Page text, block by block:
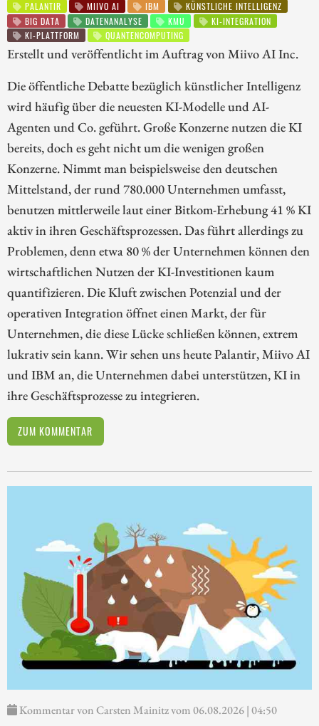
PALANTIR MIIVO AI IBM
KÜNSTLICHE INTELLIGENZ
BIG DATA
DATENANALYSE KMU
KI-INTEGRATION
KI-PLATTFORM
QUANTENCOMPUTING
Erstellt und veröffentlicht im Auftrag von Miivo AI Inc.
Die öffentliche Debatte bezüglich künstlicher Intelligenz
wird häufig über die neuesten KI-Modelle und AI-
Agenten und Co. geführt. Große Konzerne nutzen die KI
bereits, doch es geht nicht um die wenigen großen
Konzerne. Nimmt man beispielsweise den deutschen
Mittelstand, der rund 780.000 Unternehmen umfasst,
benutzen mittlerweile laut einer Bitkom-Erhebung 41 % KI
aktiv in ihren Geschäftsprozessen. Das führt allerdings zu
Problemen, denn etwa 80 % der Unternehmen können den
wirtschaftlichen Nutzen der KI-Investitionen kaum
quantifizieren. Die Kluft zwischen Potenzial und der
operativen Integration öffnet einen Markt, der für
Unternehmen, die diese Lücke schließen können, extrem
lukrativ sein kann. Wir sehen uns heute Palantir, Miivo AI
und IBM an, die Unternehmen dabei unterstützen, KI in
ihre Geschäftsprozesse zu integrieren.
ZUM KOMMENTAR
Kommentar von Carsten Mainitz vom 06.08.2026 | 04:50